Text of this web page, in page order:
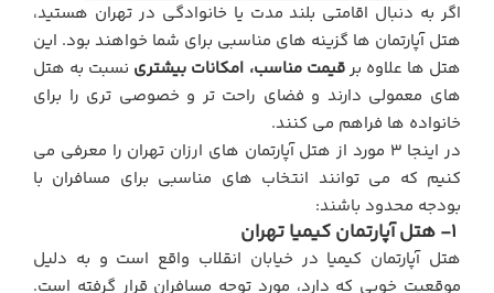
اگر به دنبال اقامتی بلند مدت یا خانوادگی در تهران هستید،
هتل آپارتمان ها گزینه های مناسبی برای شما خواهند بود. این
هتل ها علاوه برقیمت مناسب، امکانات بیشتری نسبت به هتل
های معمولی دارند و فضای راحت تر و خصوصی تری را برای
خانواده ها فراهم می کنند.
در اینجا 3 مورد از هتل آپارتمان های ارزان تهران را معرفی می
کنیم که می توانند انتخاب های مناسبی برای مسافران با
بودجه محدود باشند:
1- هتل آپارتمان کیمیا تهران
هتل آپارتمان کیمیا در خیابان انقلاب واقع است و به دلیل
موقعیت خوبی که دارد، مورد توجه مسافران قرار گرفته است.